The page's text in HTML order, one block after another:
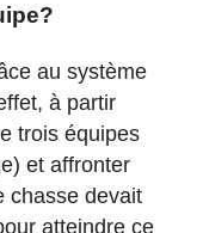
au système
à partir
trois équipes
et affronter
chasse devait
atteindre ce